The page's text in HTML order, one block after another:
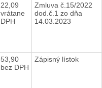
22,09
vrátane
DPH
Zmluva č.15/2022
dod.č.1 zo dňa
14.03.2023
53,90
bez DPH
Zápisný lístok